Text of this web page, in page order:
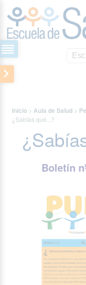
Inicio > Aula de Salud >
¿Sabías qué...?
Boletín